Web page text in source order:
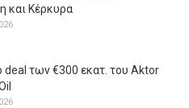
και Κέρκυρα
deal των €300 εκατ. του Aktor